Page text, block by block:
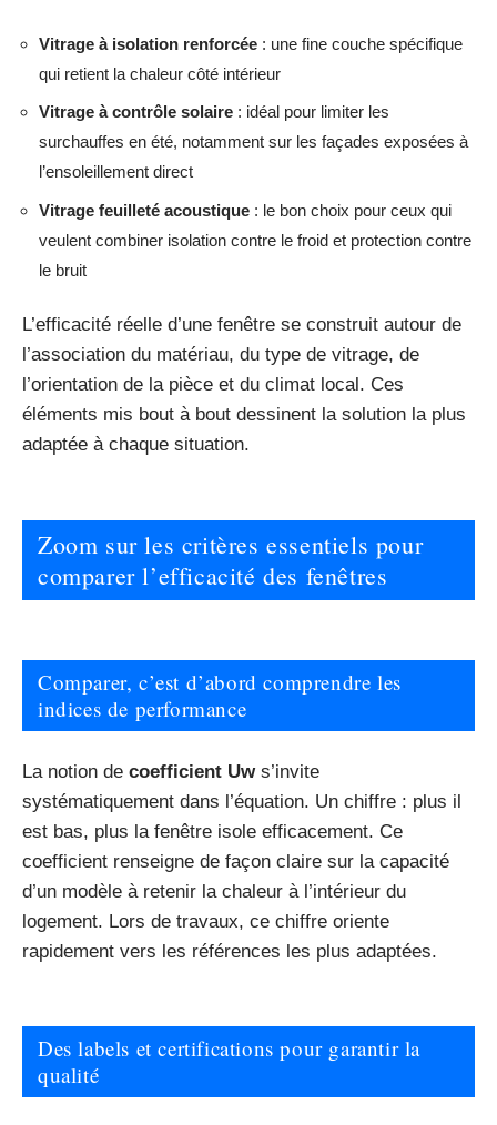
Vitrage à isolation renforcée : une fine couche spécifique
qui retient la chaleur côté intérieur
Vitrage à contrôle solaire : idéal pour limiter les
surchauffes en été, notamment sur les façades exposées à
l’ensoleillement direct
Vitrage feuilleté acoustique : le bon choix pour ceux qui
veulent combiner isolation contre le froid et protection contre
le bruit
L’efficacité réelle d’une fenêtre se construit autour de
l’association du matériau, du type de vitrage, de
l’orientation de la pièce et du climat local. Ces
éléments mis bout à bout dessinent la solution la plus
adaptée à chaque situation.
Zoom sur les critères essentiels pour
comparer l’efficacité des fenêtres
Comparer, c’est d’abord comprendre les
indices de performance
La notion de coefficient Uws’invite
systématiquement dans l’équation. Un chiffre : plus il
est bas, plus la fenêtre isole efficacement. Ce
coefficient renseigne de façon claire sur la capacité
d’un modèle à retenir la chaleur à l’intérieur du
logement. Lors de travaux, ce chiffre oriente
rapidement vers les références les plus adaptées.
Des labels et certifications pour garantir la
qualité